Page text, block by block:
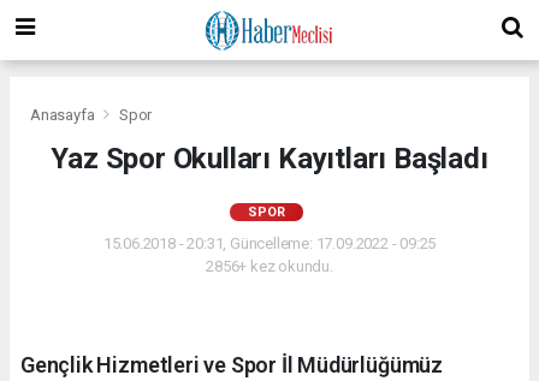
Anasayfa Spor
Yaz Spor Okulları Kayıtları Başladı
SPOR
15.06.2018 - 20:31, Güncelleme: 17.09.2022 - 09:25
2856+ kez okundu.
Gençlik Hizmetleri ve Spor İl Müdürlüğümüz